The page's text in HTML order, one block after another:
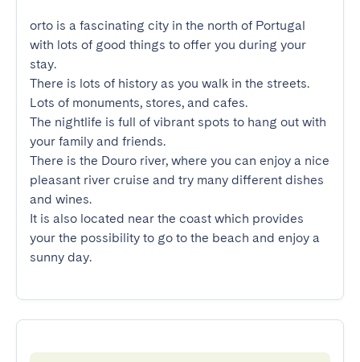
orto is a fascinating city in the north of Portugal
with lots of good things to offer you during your
stay.
There is lots of history as you walk in the streets.
Lots of monuments, stores, and cafes.
The nightlife is full of vibrant spots to hang out with
your family and friends.
There is the Douro river, where you can enjoy a nice
pleasant river cruise and try many different dishes
and wines.
It is also located near the coast which provides
your the possibility to go to the beach and enjoy a
sunny day.